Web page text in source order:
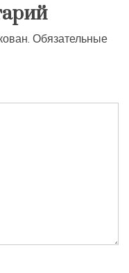
Обязательные